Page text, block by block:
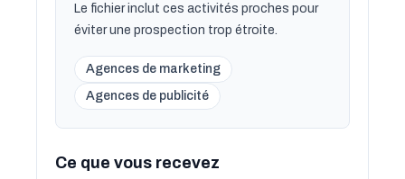
Le fichier inclut ces activités proches pour
éviter une prospection trop étroite.
Agences de marketing
Agences de publicité
Ce que vous recevez